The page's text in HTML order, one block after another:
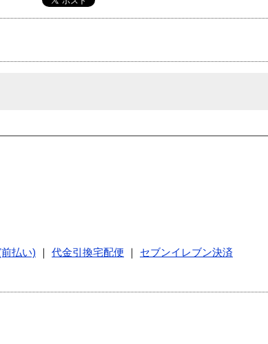
払い) 代金引換宅配便
セブンイレブン決済